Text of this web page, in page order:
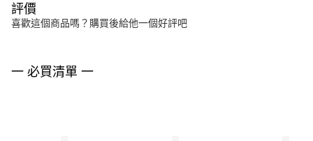
評價
喜歡這個商品嗎？購買後給他一個好評吧
一 必買清單 一